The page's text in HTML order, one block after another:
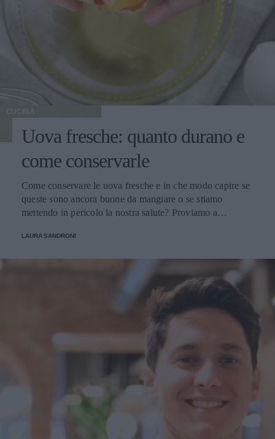
CUCINA
Uova fresche: quanto durano e
come conservarle
Come conservare le uova fresche e in che modo capire se
queste sono ancora buone da mangiare o se stiamo
mettendo in pericolo la nostra salute? Proviamo a
LAURA SANDRONI